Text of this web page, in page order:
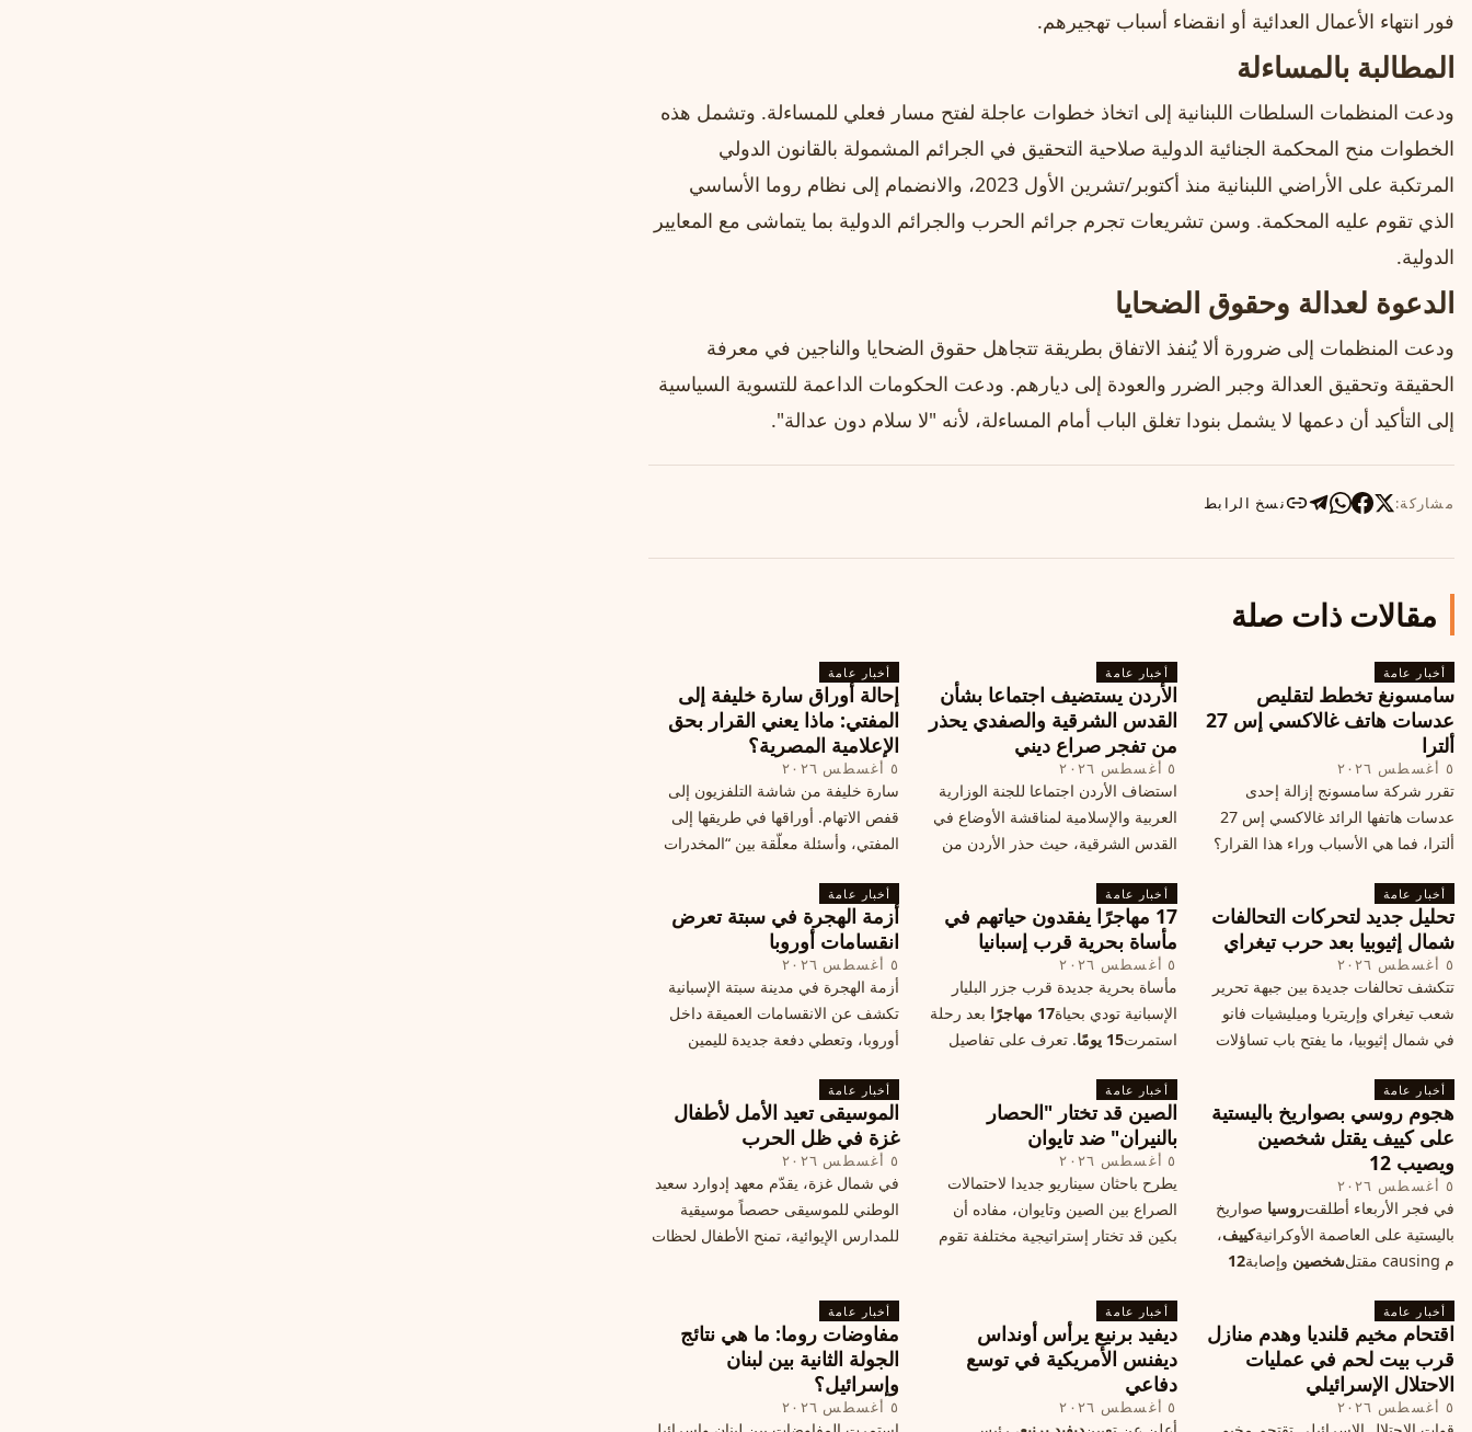
فور انتهاء الأعمال العدائية أو انقضاء أسباب تهجيرهم.
المطالبة بالمساءلة
ودعت المنظمات السلطات اللبنانية إلى اتخاذ خطوات عاجلة لفتح مسار فعلي للمساءلة. وتشمل هذه
الخطوات منح المحكمة الجنائية الدولية صلاحية التحقيق في الجرائم المشمولة بالقانون الدولي
المرتكبة على الأراضي اللبنانية منذ أكتوبر/تشرين الأول 2023، والانضمام إلى نظام روما الأساسي
الذي تقوم عليه المحكمة. وسن تشريعات تجرم جرائم الحرب والجرائم الدولية بما يتماشى مع المعايير
الدولية.
الدعوة لعدالة وحقوق الضحايا
ودعت المنظمات إلى ضرورة ألا يُنفذ الاتفاق بطريقة تتجاهل حقوق الضحايا والناجين في معرفة
الحقيقة وتحقيق العدالة وجبر الضرر والعودة إلى ديارهم. ودعت الحكومات الداعمة للتسوية السياسية
إلى التأكيد أن دعمها لا يشمل بنودا تغلق الباب أمام المساءلة، لأنه "لا سلام دون عدالة".
مشاركة: نسخ الرابط
مقالات ذات صلة
أخبار عامة
سامسونغ تخطط لتقليص
عدسات هاتف غالاكسي إس 27
ألترا
٥ أغسطس ٢٠٢٦
تقرر شركة سامسونج إزالة إحدى
عدسات هاتفها الرائد غالاكسي إس 27
ألترا، فما هي الأسباب وراء هذا القرار؟
الأندرويد الأغلى في السوق؟
أخبار عامة
الأردن يستضيف اجتماعا بشأن
القدس الشرقية والصفدي يحذر
من تفجر صراع ديني
٥ أغسطس ٢٠٢٦
استضاف الأردن اجتماعا للجنة الوزارية
العربية والإسلامية لمناقشة الأوضاع في
القدس الشرقية، حيث حذر الأردن من
الدول إلى الامتناع عن نقل سفاراتها إلى
القدس، ما يزيد التوتر في المنطقة
أخبار عامة
إحالة أوراق سارة خليفة إلى
المفتي: ماذا يعني القرار بحق
الإعلامية المصرية؟
٥ أغسطس ٢٠٢٦
سارة خليفة من شاشة التلفزيون إلى
قفص الاتهام. أوراقها في طريقها إلى
المفتي، وأسئلة معلّقة بين “المخدرات
أخبار عامة
تحليل جديد لتحركات التحالفات
شمال إثيوبيا بعد حرب تيغراي
٥ أغسطس ٢٠٢٦
تتكشف تحالفات جديدة بين جبهة تحرير
شعب تيغراي وإريتريا وميليشيات فانو
في شمال إثيوبيا، ما يفتح باب تساؤلات
الخريطة السياسية.
أخبار عامة
17 مهاجرًا يفقدون حياتهم في
مأساة بحرية قرب إسبانيا
٥ أغسطس ٢٠٢٦
مأساة بحرية جديدة قرب جزر البليار
الإسبانية تودي بحياة17 مهاجرًا
بعد رحلة
استمرت15 يومًا
. تعرف على تفاصيل
أخبار عامة
أزمة الهجرة في سبتة تعرض
انقسامات أوروبا
٥ أغسطس ٢٠٢٦
أزمة الهجرة في مدينة سبتة الإسبانية
تكشف عن الانقسامات العميقة داخل
أوروبا، وتعطي دفعة جديدة لليمين
الأوروبي لاستغلال هشاشة موقفه، فما
هي الآثار السياسية لهذه الأزمة؟
أخبار عامة
هجوم روسي بصواريخ باليستية
على كييف يقتل شخصين
ويصيب 12
٥ أغسطس ٢٠٢٦
في فجر الأربعاء أطلقتروسيا صواريخ
باليستية على العاصمة الأوكرانيةكييف،
م causing مقتل
شخصين وإصابة12
المدني. تفاصيل الهجوم وتداعياته.
أخبار عامة
الصين قد تختار "الحصار
بالنيران" ضد تايوان
٥ أغسطس ٢٠٢٦
يطرح باحثان سيناريو جديدا لاحتمالات
الصراع بين الصين وتايوان، مفاده أن
بكين قد تختار إستراتيجية مختلفة تقوم
"الحصار بالنيران
أخبار عامة
الموسيقى تعيد الأمل لأطفال
غزة في ظل الحرب
٥ أغسطس ٢٠٢٦
في شمال غزة، يقدّم معهد إدوارد سعيد
الوطني للموسيقى حصصاً موسيقية
للمدارس الإيوائية، تمنح الأطفال لحظات
أخبار عامة
اقتحام مخيم قلنديا وهدم منازل
قرب بيت لحم في عمليات
الاحتلال الإسرائيلي
٥ أغسطس ٢٠٢٦
أخبار عامة
ديفيد برنيع يرأس أونداس
ديفنس الأمريكية في توسع
دفاعي
٥ أغسطس ٢٠٢٦
أخبار عامة
مفاوضات روما: ما هي نتائج
الجولة الثانية بين لبنان
وإسرائيل؟
٥ أغسطس ٢٠٢٦